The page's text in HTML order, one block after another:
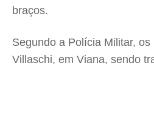
braços.
Segundo a Polícia Militar,
Villaschi, em Viana, sendo